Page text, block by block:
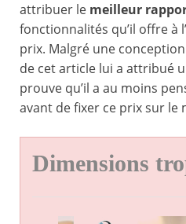
attribuer le meilleur
fonctionnalités qu’il offre à
prix. Malgré une
de cet article lui a attribué
prouve qu’il a au moins
avant de fixer ce prix sur le
Dimensions